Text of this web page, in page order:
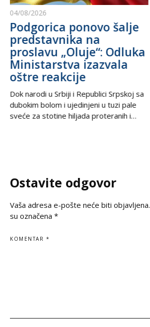
04/08/2026
Podgorica ponovo šalje
predstavnika na
proslavu „Oluje“: Odluka
Ministarstva izazvala
oštre reakcije
Dok narodi u Srbiji i Republici Srpskoj sa
dubokim bolom i ujedinjeni u tuzi pale
sveće za stotine hiljada proteranih i
dostojanstveno odaje počast
Ostavite odgovor
Vaša adresa e-pošte neće biti objavljena.
su označena *
KOMENTAR *